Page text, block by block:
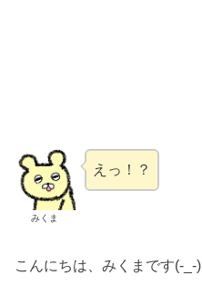
みくま
えっ！？
こんにちは、みくまです(-_-)